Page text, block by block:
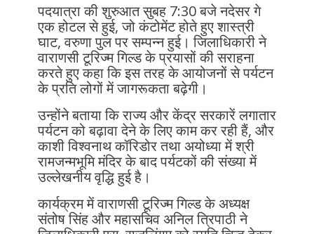
पदयात्रा की शुरुआत सुबह 7:30 बजे नदेसर गे
एक होटल से हुई, जो कंटोमेंट होते हुए शास्त्री
घाट, वरुणा पुल पर सम्पन्न हुई। जिलाधिकारी ने
वाराणसी टूरिज्म गिल्ड के प्रयासों की सराहना
करते हुए कहा कि इस तरह के आयोजनों से पर्यटन
के प्रति लोगों में जागरूकता बढ़ेगी।
उन्होंने बताया कि राज्य और केंद्र सरकारें लगातार
पर्यटन को बढ़ावा देने के लिए काम कर रही हैं, और
काशी विश्वनाथ कॉरिडोर तथा अयोध्या में श्री
रामजन्मभूमि मंदिर के बाद पर्यटकों की संख्या में
उल्लेखनीय वृद्धि हुई है।
कार्यक्रम में वाराणसी टूरिज्म गिल्ड के अध्यक्ष
संतोष सिंह और महासचिव अनिल त्रिपाठी ने